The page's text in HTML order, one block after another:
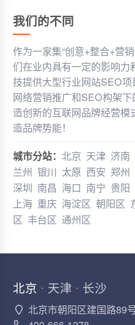
我们的不同
作为一家集“创意+整合+营
们在业内具有一定的影响
技提供大型行业网站SEO项
网络营销推广和SEO构架
造创新的互联网品牌经营模
造品牌势能！
城市分站： 北京 天津 济南
兰州 银川 太原 西安 郑州
深圳 南昌 海口 南宁 贵阳
上海 重庆 海淀区 朝阳区
区 丰台区 通州区
北京 · 天津 · 长沙
北京市朝阳区建国路89